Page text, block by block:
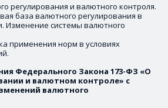
регулирования и валютного контроля.
база валютного регулирования в
Изменение системы валютного
применения норм в условиях
Федерального Закона 173-ФЗ «О
и валютном контроле» с
валютного